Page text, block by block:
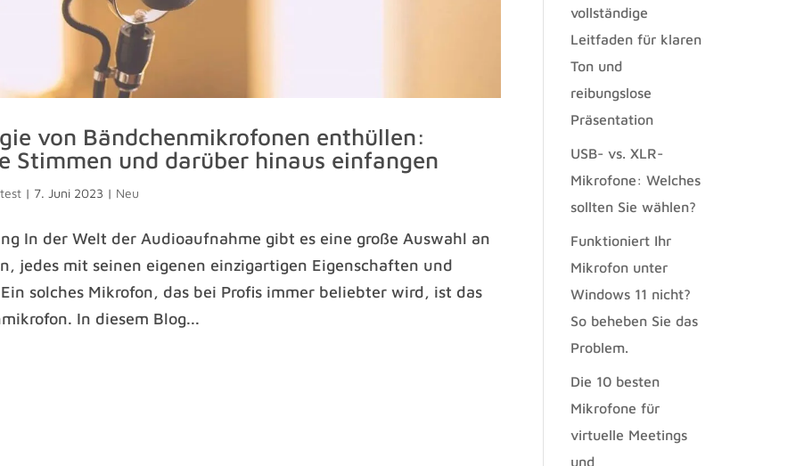
von Bändchenmikrofonen enthüllen:
Stimmen und darüber hinaus einfangen
| 7. Juni 2023 | Neu
In der Welt der Audioaufnahme gibt es eine große Auswahl an
jedes mit seinen eigenen einzigartigen Eigenschaften und
solches Mikrofon, das bei Profis immer beliebter wird, ist das
In diesem Blog...
vollständige
Leitfaden für klaren
Ton und
reibungslose
Präsentation
USB- vs. XLR-
Mikrofone: Welches
sollten Sie wählen?
Funktioniert Ihr
Mikrofon unter
Windows 11 nicht?
So beheben Sie das
Problem.
Die 10 besten
Mikrofone für
virtuelle Meetings
und